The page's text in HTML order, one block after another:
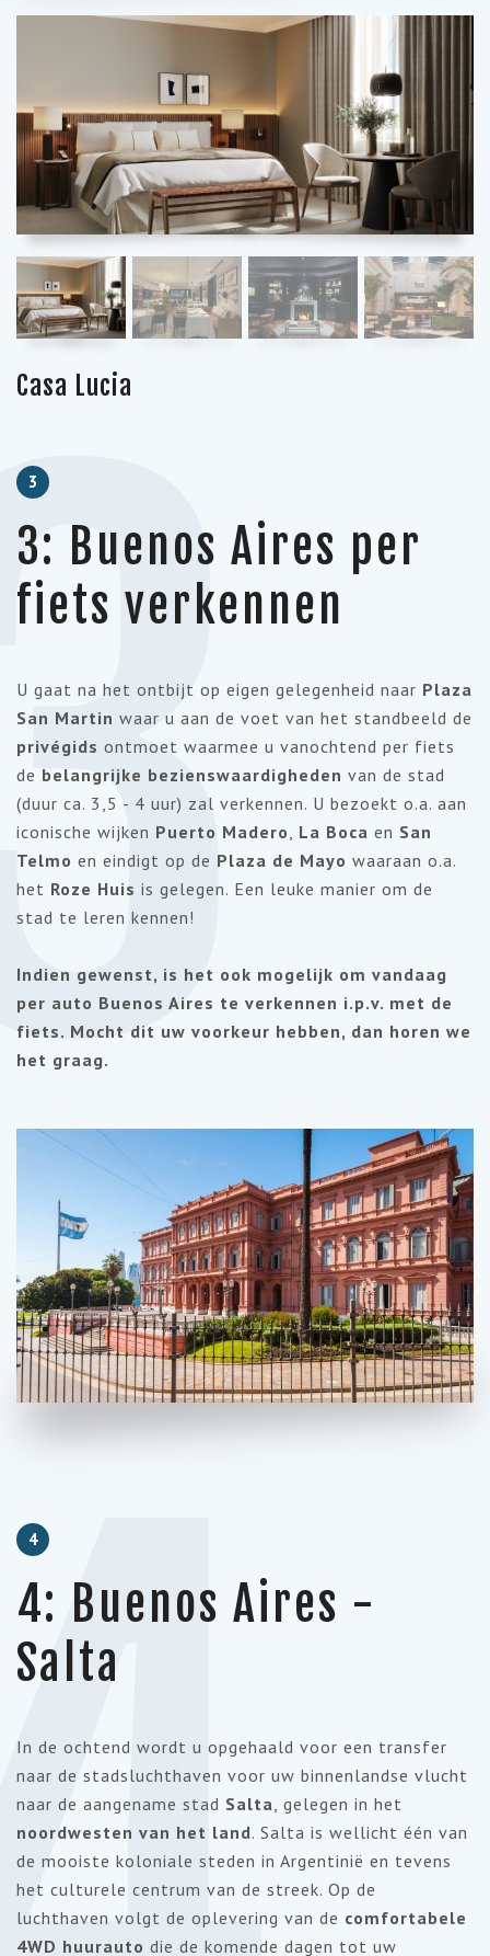
Casa Lucia
3
3: Buenos Aires per
fiets verkennen
U gaat na het ontbijt op eigen gelegenheid naar Plaza
San Martin waar u aan de voet van het standbeeld de
privégids ontmoet waarmee u vanochtend per fiets
de belangrijke bezienswaardigheden van de stad
(duur ca. 3,5 - 4 uur) zal verkennen. U bezoekt o.a. aan
iconische wijken Puerto Madero, La Boca en San
Telmo en eindigt op de Plaza de Mayo waaraan o.a.
het Roze Huis is gelegen. Een leuke manier om de
stad te leren kennen!
Indien gewenst, is het ook mogelijk om vandaag
per auto Buenos Aires te verkennen i.p.v. met de
fiets. Mocht dit uw voorkeur hebben, dan horen we
het graag.
4
4: Buenos Aires -
Salta
In de ochtend wordt u opgehaald voor een transfer
naar de stadsluchthaven voor uw binnenlandse vlucht
naar de aangename stad Salta, gelegen in het
noordwesten van het land. Salta is wellicht één van
de mooiste koloniale steden in Argentinië en tevens
het culturele centrum van de streek. Op de
luchthaven volgt de oplevering van de comfortabele
4WD huurauto die de komende dagen tot uw